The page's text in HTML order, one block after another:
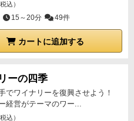
３ゲームとしては面白いし楽し
て言うより女性も入っていると
があるなって思う。入口から可
から説明も終始やりやすかった
考えるのも好きなのもあってパ
は好き。 ただ思ってる以上に頭
３点 （８６点）
税込）
15～20分 49件
カートに追加する
ーの四季
でワイナリーを復興させよう！
経営がテーマのワー...
税込）